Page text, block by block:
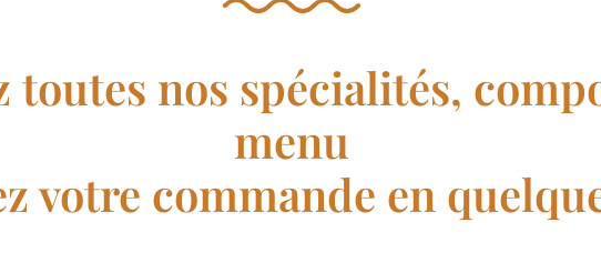
toutes nos spécialités,
menu
votre commande en